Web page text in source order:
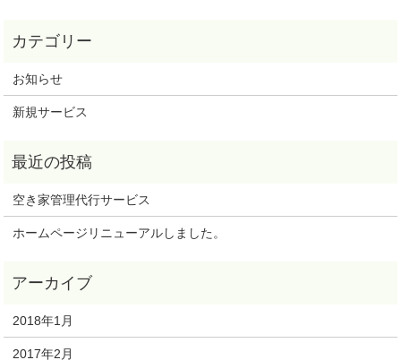
お知らせ
新規サービス
空き家管理代行サービス
ホームページリニューアルしました。
2018年1月
2017年2月